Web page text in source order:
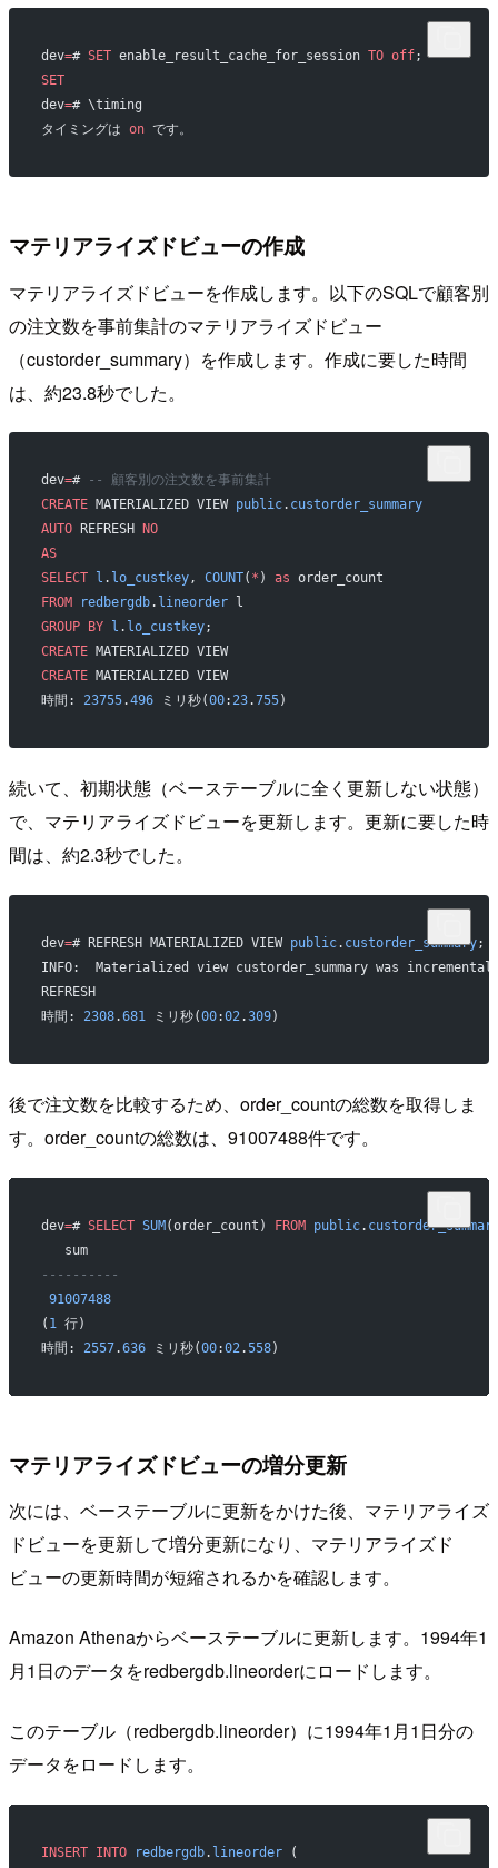
dev=# SET enable_result_cache_for_session TO off;
SET
dev=# \timing
タイミングは on です。
マテリアライズドビューの作成
マテリアライズドビューを作成します。以下のSQLで顧客別
の注文数を事前集計のマテリアライズドビュー
（custorder_summary）を作成します。作成に要した時間
は、約23.8秒でした。
dev=# -- 顧客別の注文数を事前集計
CREATE MATERIALIZED VIEW public. custorder_summary
AUTO REFRESH
NO
AS
SELECT l . lo_custkey, COUNT( * ) as order_count
FROM redbergdb. lineorder l
GROUP BY l . lo_custkey;
CREATE MATERIALIZED VIEW
CREATE MATERIALIZED VIEW
時間: 23755.496 ミリ秒(00: 23.755)
続いて、初期状態（ベーステーブルに全く更新しない状態）
で、マテリアライズドビューを更新します。更新に要した時
間は、約2.3秒でした。
dev=# REFRESH MATERIALIZED VIEW public. custorder_summary;
INFO:  Materialized view custorder_summary was
REFRESH
時間: 2308.681 ミリ秒(00:02.309)
後で注文数を比較するため、order_countの総数を取得しま
す。order_countの総数は、91007488件です。
dev=# SELECT SUM(order_count) FROM public.
   sum
----------
91007488
( 1
行)
時間: 2557.636 ミリ秒(00:02 .558)
マテリアライズドビューの増分更新
次には、ベーステーブルに更新をかけた後、マテリアライズ
ドビューを更新して増分更新になり、マテリアライズド
ビューの更新時間が短縮されるかを確認します。
Amazon Athenaからベーステーブルに更新します。1994年1
月1日のデータをredbergdb.lineorderにロードします。
このテーブル（redbergdb.lineorder）に1994年1月1日分の
データをロードします。
INSERT INTO redbergdb. lineorder (